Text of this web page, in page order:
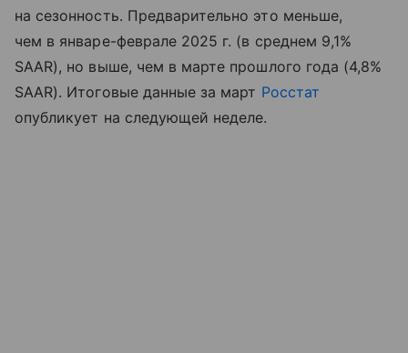
на сезонность. Предварительно это меньше,
чем в январе-феврале 2025 г. (в среднем 9,1%
SAAR), но выше, чем в марте прошлого года (4,8%
SAAR). Итоговые данные за март Росстат
опубликует на следующей неделе.